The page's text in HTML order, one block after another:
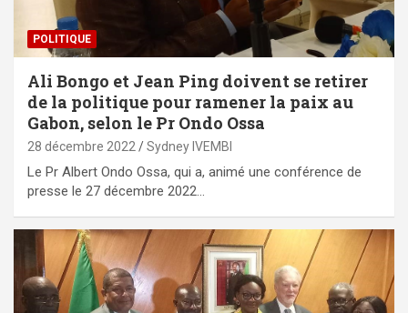
POLITIQUE
Ali Bongo et Jean Ping doivent se retirer
de la politique pour ramener la paix au
Gabon, selon le Pr Ondo Ossa
28 décembre 2022 Sydney IVEMBI
Le Pr Albert Ondo Ossa, qui a, animé une conférence de
presse le 27 décembre 2022…